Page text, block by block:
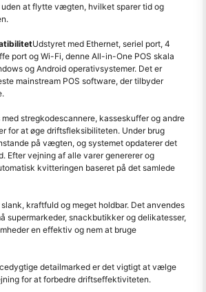
at flytte vægten, hvilket sparer tid og
Udstyret med Ethernet, seriel port, 4
port og Wi-Fi, denne All-in-One POS skala
og Android operativsystemer. Det er
mainstream POS software, der tilbyder
med stregkodescannere, kasseskuffer og andre
for at øge driftsfleksibiliteten. Under brug
på vægten, og systemet opdaterer det
Efter vejning af alle varer genererer og
kvitteringen baseret på det samlede
kraftfuld og meget holdbar. Det anvendes
supermarkeder, snackbutikker og delikatesser,
en effektiv og nem at bruge
detailmarked er det vigtigt at vælge
for at forbedre driftseffektiviteten.